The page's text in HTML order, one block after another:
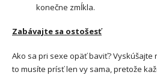
konečne zmĺkla.
Zabávajte sa ostošesť
Ako sa pri sexe opäť baviť? Vyskúšajte
to musíte prísť len vy sama, pretože